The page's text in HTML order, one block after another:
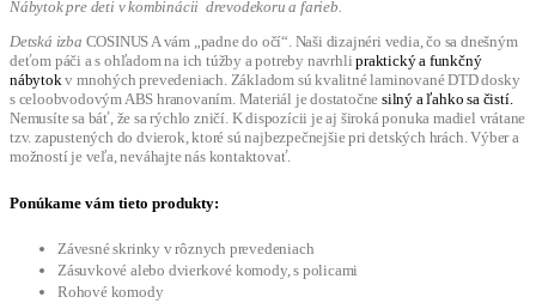
Nábytok pre deti v kombinácii drevodekoru a farieb.
Detská izba COSINUS A vám „padne do očí“. Naši dizajnéri vedia, čo sa dnešným
deťom páči a s ohľadom na ich túžby a potreby navrhlipraktický a funkčný
nábytokv mnohých prevedeniach. Základom sú kvalitné laminované DTD dosky
s celoobvodovým ABS hranovaním. Materiál je dostatočne silný a ľahko sa čistí.
Nemusíte sa báť, že sa rýchlo zničí. K dispozícii je aj široká ponuka madiel vrátane
tzv. zapustených do dvierok, ktoré sú najbezpečnejšie pri detských hrách. Výber a
možností je veľa, neváhajte nás kontaktovať.
Ponúkame vám tieto produkty:
Závesné skrinky v rôznych prevedeniach
Zásuvkové alebo dvierkové komody, s policami
Rohové komody